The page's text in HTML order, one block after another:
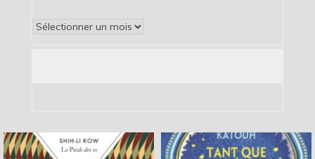
Archives